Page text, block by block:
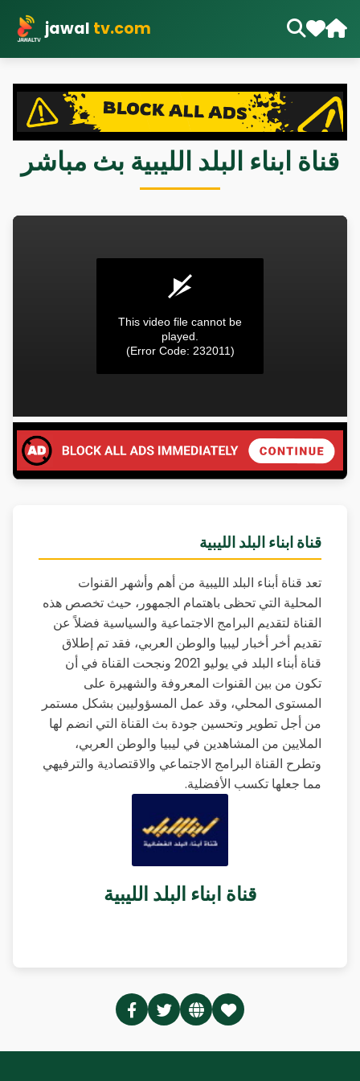
jawal tv.com
قناة ابناء البلد الليبية بث مباشر
قناة ابناء البلد الليبية
تعد قناة أبناء البلد الليبية من أهم وأشهر القنوات
المحلية التي تحظى باهتمام الجمهور، حيث تخصص هذه
القناة لتقديم البرامج الاجتماعية والسياسية فضلاً عن
تقديم أخر أخبار ليبيا والوطن العربي، فقد تم إطلاق
قناة أبناء البلد في يوليو 2021 ونجحت القناة في أن
تكون من بين القنوات المعروفة والشهيرة على
المستوى المحلي، وقد عمل المسؤوليين بشكل مستمر
من أجل تطوير وتحسين جودة بث القناة التي انضم لها
الملايين من المشاهدين في ليبيا والوطن العربي،
وتطرح القناة البرامج الاجتماعي والاقتصادية والترفيهي
مما جعلها تكسب الأفضلية.
قناة ابناء البلد الليبية